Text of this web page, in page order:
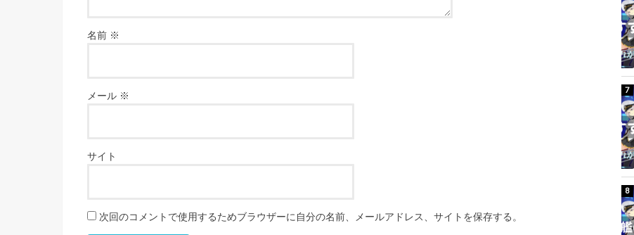
名前 ※
メール ※
サイト
次回のコメントで使用するためブラウザーに自分の名前、メールアドレス、サイトを保存する。